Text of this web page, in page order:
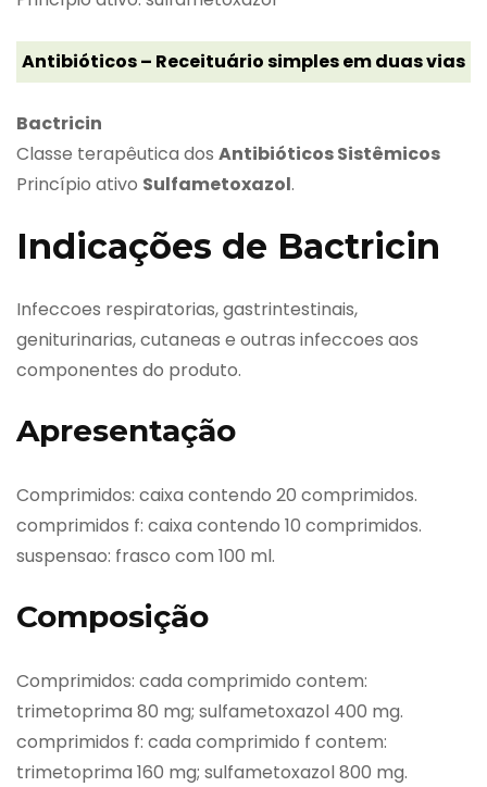
Antibióticos – Receituário simples em duas vias
Bactricin
Classe terapêutica dos Antibióticos Sistêmicos
Princípio ativo Sulfametoxazol.
Indicações de Bactricin
Infeccoes respiratorias, gastrintestinais,
geniturinarias, cutaneas e outras infeccoes aos
componentes do produto.
Apresentação
Comprimidos: caixa contendo 20 comprimidos.
comprimidos f: caixa contendo 10 comprimidos.
suspensao: frasco com 100 ml.
Composição
Comprimidos: cada comprimido contem:
trimetoprima 80 mg; sulfametoxazol 400 mg.
comprimidos f: cada comprimido f contem:
trimetoprima 160 mg; sulfametoxazol 800 mg.